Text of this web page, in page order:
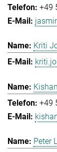
+49
Kriti
+49
Peter